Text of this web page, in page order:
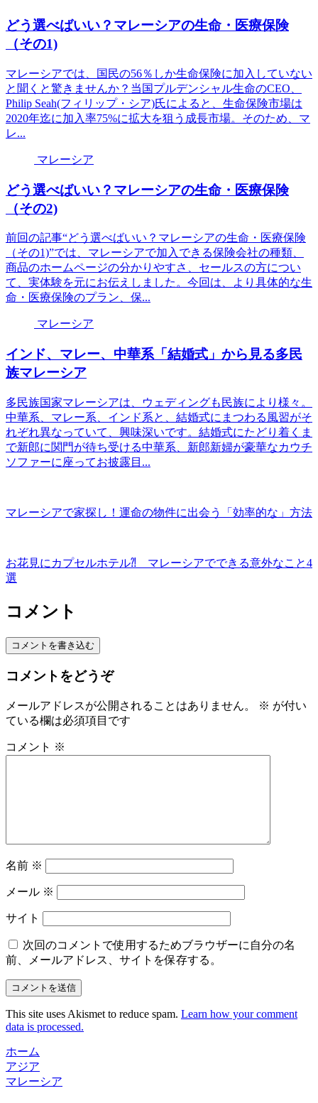
どう選べばいい？マレーシアの生命・医療保険
（その1)
マレーシアでは、国民の56％しか生命保険に加入していない
と聞くと驚きませんか？当国プルデンシャル生命のCEO、
Philip Seah(フィリップ・シア)氏によると、生命保険市場は
2020年迄に加入率75%に拡大を狙う成長市場。そのため、マ
レ...
マレーシア
どう選べばいい？マレーシアの生命・医療保険
（その2)
前回の記事“どう選べばいい？マレーシアの生命・医療保険
（その1)”では、マレーシアで加入できる保険会社の種類、
商品のホームページの分かりやすさ、セールスの方につい
て、実体験を元にお伝えしました。今回は、より具体的な生
命・医療保険のプラン、保...
マレーシア
インド、マレー、中華系「結婚式」から見る多民
族マレーシア
多民族国家マレーシアは、ウェディングも民族により様々。
中華系、マレー系、インド系と、結婚式にまつわる風習がそ
れぞれ異なっていて、興味深いです。結婚式にたどり着くま
で新郎に関門が待ち受ける中華系、新郎新婦が豪華なカウチ
ソファーに座ってお披露目...
マレーシアで家探し！運命の物件に出会う「効率的な」方法
お花見にカプセルホテル⁈ マレーシアでできる意外なこと4
選
コメント
コメントを書き込む
コメントをどうぞ
メールアドレスが公開されることはありません。 ※ が付い
ている欄は必須項目です
コメント ※
名前 ※
メール ※
サイト
次回のコメントで使用するためブラウザーに自分の名
前、メールアドレス、サイトを保存する。
This site uses Akismet to reduce spam. Learn how your comment
data is processed.
ホーム
アジア
マレーシア